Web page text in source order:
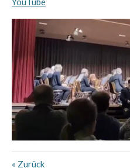
« Zurück